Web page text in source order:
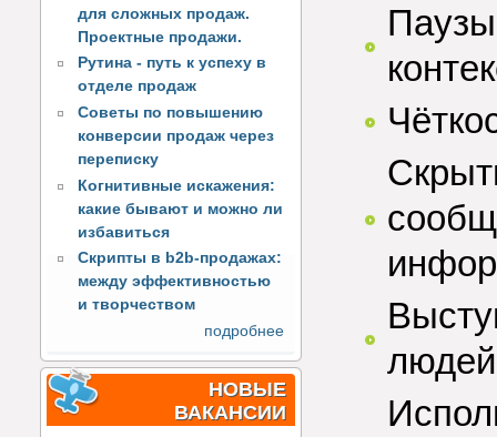
для сложных продаж.
Проектные продажи.
Рутина - путь к успеху в
отделе продаж
Советы по повышению
конверсии продаж через
переписку
Когнитивные искажения:
какие бывают и можно ли
избавиться
Скрипты в b2b-продажах:
между эффективностью
и творчеством
подробнее
НОВЫЕ
ВАКАНСИИ
людей